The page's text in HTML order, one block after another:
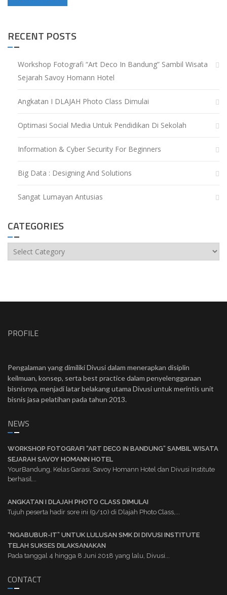
RECENT POSTS
Workshop Fotografi “Art Deco In Bandung” Sambil Wisata
Sejarah Savoy Homann Hotel
Angkatan I DLAJAH Photo Class Dimulai
Optimasi Social Media Untuk Pendidikan Di Sekolah
Information & Cyber Security For Beginners
Big Data : Designing And Solutions
Sangat Lumayan Antusias
CATEGORIES
Categories
PROFILE
Pengalaman yang dimiliki Divusi dalam menerapkan disiplin
keilmuan, konsep, serta best practice dalam penyelenggaraan
bisnisnya, menjadi latar belakang utama Divusi untuk merintis unit
bisnis jasa pelatihan pada tahun 2013.
NEWS
WORKSHOP FOTOGRAFI “ART DECO IN BANDUNG” SAMBIL WISATA
SEJARAH SAVOY HOMANN HOTEL
YourBandung, Kelas Garasi, Savoy Homann Hotel dan Divusi Institute
berhasil...
ANGKATAN I DLAJAH PHOTO CLASS DIMULAI
Tujuh peserta hadir sore ini (9/10) di Dlajah Photo Class,...
“NGABUBUR-IT” UNTUK LULUSAN SMK DI DIVUSI INSTITUTE
TELAH SUKSES DILAKSANAKAN
Pada tanggal 4 hingga 8 Juni 2018 yang lalu, Divusi...
CONTACT